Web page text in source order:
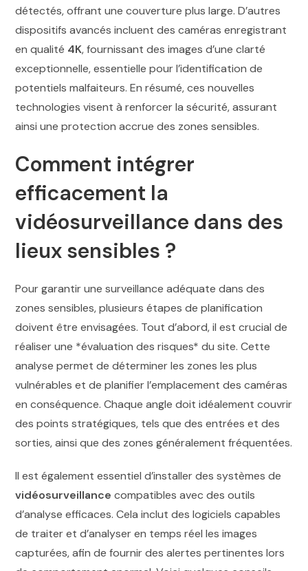
détectés, offrant une couverture plus large. D’autres
dispositifs avancés incluent des caméras enregistrant
en qualité 4K, fournissant des images d’une clarté
exceptionnelle, essentielle pour l’identification de
potentiels malfaiteurs. En résumé, ces nouvelles
technologies visent à renforcer la sécurité, assurant
ainsi une protection accrue des zones sensibles.
Comment intégrer
efficacement la
vidéosurveillance dans des
lieux sensibles ?
Pour garantir une surveillance adéquate dans des
zones sensibles, plusieurs étapes de planification
doivent être envisagées. Tout d’abord, il est crucial de
réaliser une *évaluation des risques* du site. Cette
analyse permet de déterminer les zones les plus
vulnérables et de planifier l’emplacement des caméras
en conséquence. Chaque angle doit idéalement couvrir
des points stratégiques, tels que des entrées et des
sorties, ainsi que des zones généralement fréquentées.
Il est également essentiel d’installer des systèmes de
vidéosurveillance compatibles avec des outils
d’analyse efficaces. Cela inclut des logiciels capables
de traiter et d’analyser en temps réel les images
capturées, afin de fournir des alertes pertinentes lors